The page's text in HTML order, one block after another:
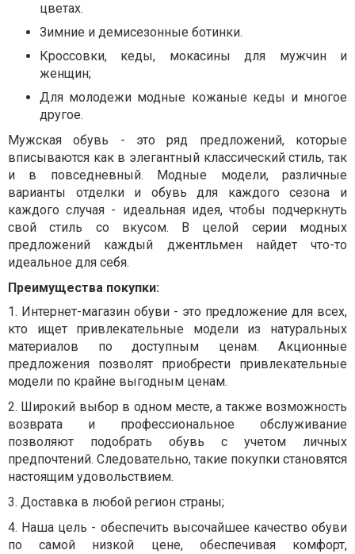
цветах.
Зимние и демисезонные ботинки.
Кроссовки, кеды, мокасины для мужчин и
женщин;
Для молодежи модные кожаные кеды и многое
другое.
Мужская обувь - это ряд предложений, которые
вписываются как в элегантный классический стиль, так
и в повседневный. Модные модели, различные
варианты отделки и обувь для каждого сезона и
каждого случая - идеальная идея, чтобы подчеркнуть
свой стиль со вкусом. В целой серии модных
предложений каждый джентльмен найдет что-то
идеальное для себя.
Преимущества покупки:
1. Интернет-магазин обуви - это предложение для всех,
кто ищет привлекательные модели из натуральных
материалов по доступным ценам.
Акционные
предложения позволят приобрести привлекательные
модели по крайне выгодным ценам.
2. Широкий выбор в одном месте, а также возможность
возврата и профессиональное обслуживание
позволяют подобрать обувь с учетом личных
предпочтений. Следовательно, такие покупки становятся
настоящим удовольствием.
3. Доставка в любой регион страны;
4. Наша цель - обеспечить высочайшее качество обуви
по самой низкой цене, обеспечивая комфорт,